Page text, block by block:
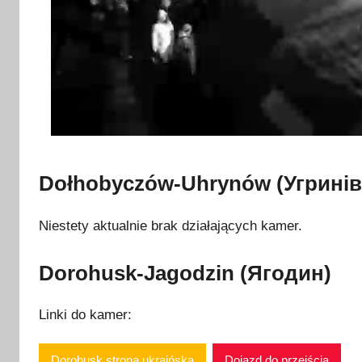
Dołhobyczów-Uhrynów
Niestety aktualnie brak działających kamer.
Dorohusk-Jagodzin (Ягодин)
Linki do kamer: